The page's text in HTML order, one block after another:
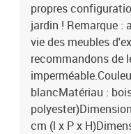
propres
jardin ! Remarque :
vie des meubles
recommandons de
blancMatériau :
cm (l x P x